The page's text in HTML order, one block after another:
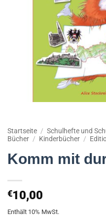
Startseite / Schulhefte und
Bücher / Kinderbücher /
Komm mit
€10,00
Enthält 10% MwSt.